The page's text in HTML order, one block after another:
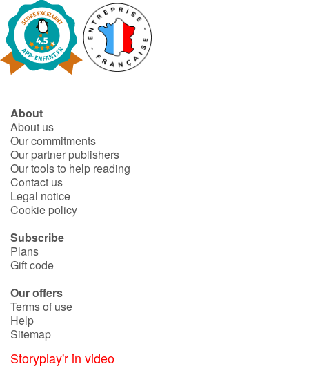
Blog
Learn french with Storyplay'r
French book lists for children
Reading for children
Activities and workshops
Dyslexia and reading disorders
About
About us
Our commitments
Our partner publishers
Our tools to help reading
Contact us
Legal notice
Cookie policy
Subscribe
Plans
Gift code
Our offers
Terms of use
Help
Sitemap
Storyplay'r in video